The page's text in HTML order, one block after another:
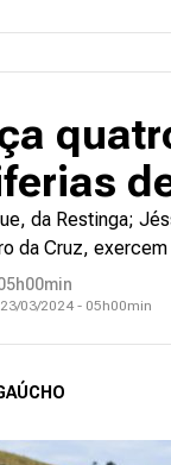
da Restinga;
da Cruz,
23/03/2024 - 05h00min